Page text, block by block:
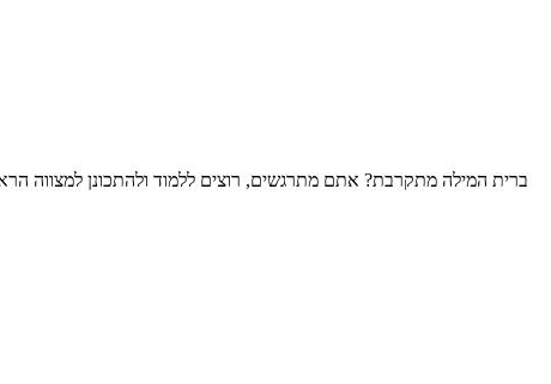
ברית המילה מתקרבת? אתם מתרגשים, רוצים ללמוד ולהתכונן למצווה